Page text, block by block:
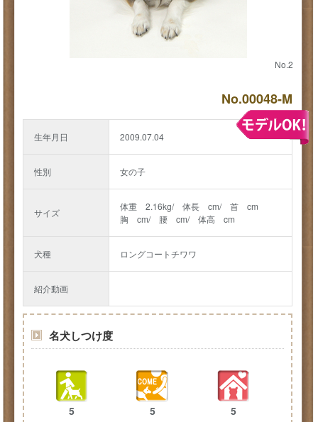
No.2
No.00048-M
生年月日 2009.07.04
性別 女の子
サイズ
体重 2.16kg/ 体長 cm/ 首 cm
胸 cm/ 腰 cm/ 体高 cm
犬種 ロングコートチワワ
紹介動画
名犬しつけ度
5 5 5